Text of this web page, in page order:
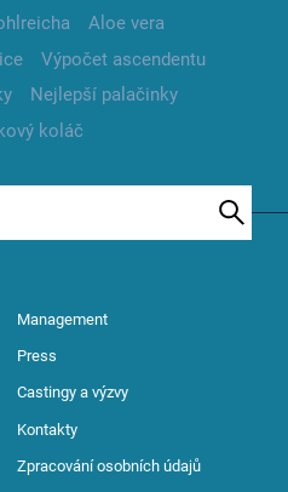
Aloe vera
Výpočet ascendentu
Nejlepší palačinky
koláč
Management
Press
Castingy a výzvy
Kontakty
Zpracování osobních údajů